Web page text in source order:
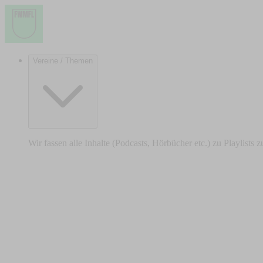
Vereine / Themen
Wir fassen alle Inhalte (Podcasts, Hörbücher etc.) zu Playlists